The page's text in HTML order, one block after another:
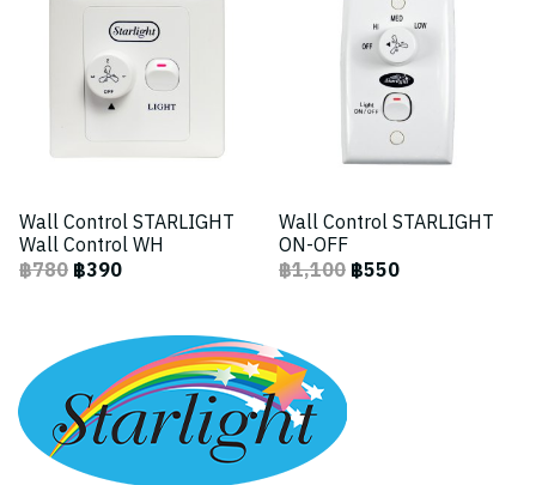
Wall Control STARLIGHT
Wall Control WH
฿780฿390
Wall Control STARLIGHT
ON-OFF
฿1,100฿550